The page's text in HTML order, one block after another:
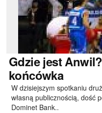
Gdziejest
końcówka
W dzisiejszym spotkaniu
własną publicznością, dość
Dominet Bank..